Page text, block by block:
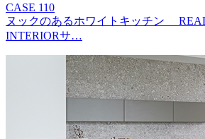
CASE 110
ヌックのあるホワイトキッチン
INTERIORサ…